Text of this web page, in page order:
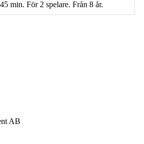
min. För 2 spelare. Från 8 år.
AB